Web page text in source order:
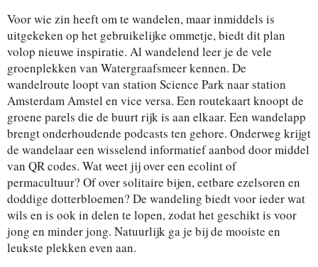
Voor wie zin heeft om te wandelen, maar inmiddels is
uitgekeken op het gebruikelijke ommetje, biedt dit plan
volop nieuwe inspiratie. Al wandelend leer je de vele
groenplekken van Watergraafsmeer kennen. De
wandelroute loopt van station Science Park naar station
Amsterdam Amstel en vice versa. Een routekaart knoopt de
groene parels die de buurt rijk is aan elkaar. Een wandelapp
brengt onderhoudende podcasts ten gehore. Onderweg krijgt
de wandelaar een wisselend informatief aanbod door middel
van QR codes. Wat weet jij over een ecolint of
permacultuur? Of over solitaire bijen, eetbare ezelsoren en
doddige dotterbloemen? De wandeling biedt voor ieder wat
wils en is ook in delen te lopen, zodat het geschikt is voor
jong en minder jong. Natuurlijk ga je bij de mooiste en
leukste plekken even aan.